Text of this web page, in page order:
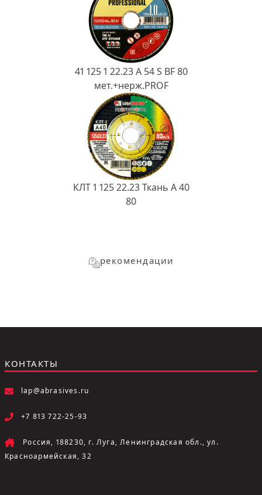
41 125 1 22.23 A 54 S BF 80
мет.+нерж.PROF
КЛТ 1 125 22.23 Ткань A 40
80
рекомендации
КОНТАКТЫ
lap@abrasives.ru
+7 813 722-25-93
Россия, 188230, г. Луга, Ленинградская обл., ул.
Красноармейская, 32